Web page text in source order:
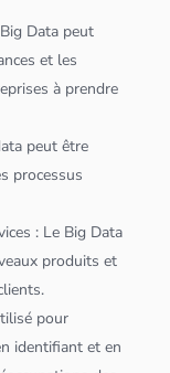
Big Data peut
et les
à prendre
peut être
processus
: Le Big Data
produits et
pour
identifiant et en